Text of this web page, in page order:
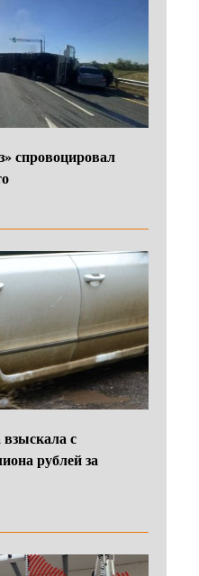
спровоцировал
с
рублей за